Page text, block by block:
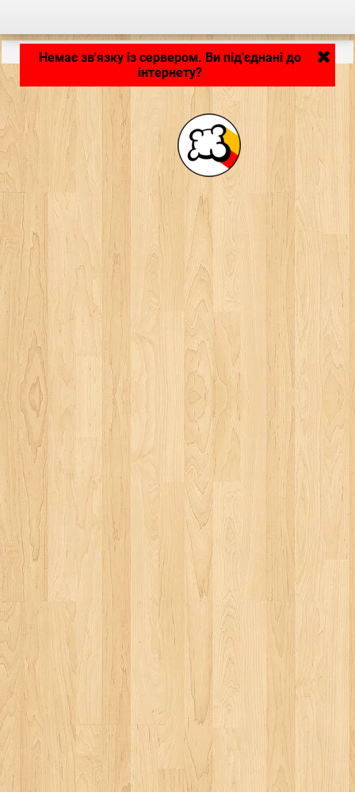
Застосунок завантажується... ...